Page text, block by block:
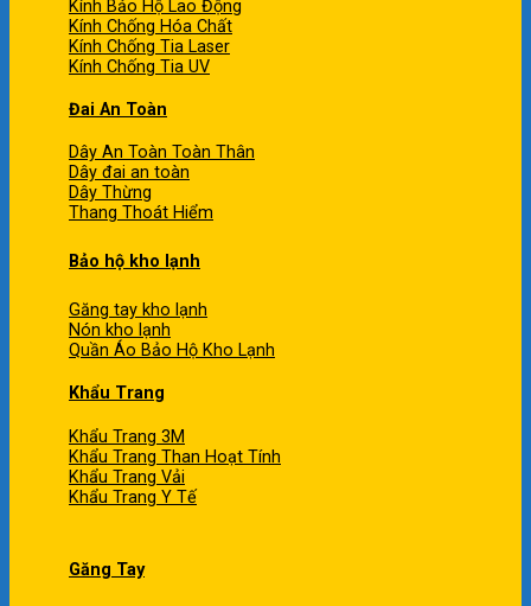
Kính Bảo Hộ Lao Động
Kính Chống Hóa Chất
Kính Chống Tia Laser
Kính Chống Tia UV
Đai An Toàn
Dây An Toàn Toàn Thân
Dây đai an toàn
Dây Thừng
Thang Thoát Hiểm
Bảo hộ kho lạnh
Găng tay kho lạnh
Nón kho lạnh
Quần Áo Bảo Hộ Kho Lạnh
Khẩu Trang
Khẩu Trang 3M
Khẩu Trang Than Hoạt Tính
Khẩu Trang Vải
Khẩu Trang Y Tế
Găng Tay